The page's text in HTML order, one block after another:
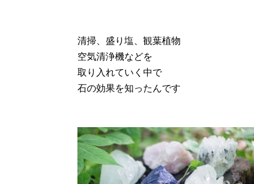
清掃、盛り塩、観葉植物
空気清浄機などを
取り入れていく中で
石の効果を知ったんです